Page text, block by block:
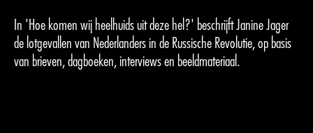
In 'Hoe komen wij heelhuids uit deze hel?' beschrijft Janine Jager
de lotgevallen van Nederlanders in de Russische Revolutie, op basis
van brieven, dagboeken, interviews en beeldmateriaal.